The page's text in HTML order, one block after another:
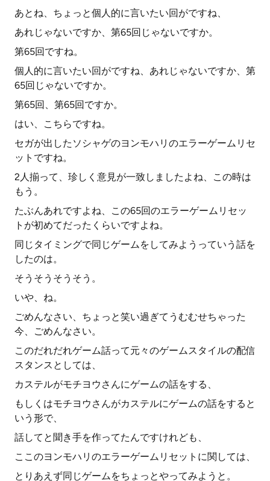
あとね、ちょっと個人的に言いたい回がですね、
あれじゃないですか、第65回じゃないですか。
第65回ですね。
個人的に言いたい回がですね、あれじゃないですか、第
65回じゃないですか。
第65回、第65回ですか。
はい、こちらですね。
セガが出したソシャゲのヨンモハリのエラーゲームリセ
ットですね。
2人揃って、珍しく意見が一致しましたよね、この時は
もう。
たぶんあれですよね、この65回のエラーゲームリセッ
トが初めてだったくらいですよね。
同じタイミングで同じゲームをしてみようっていう話を
したのは。
そうそうそうそう。
いや、ね。
ごめんなさい、ちょっと笑い過ぎてうむむせちゃった
今、ごめんなさい。
このだれだれゲーム話って元々のゲームスタイルの配信
スタンスとしては、
カステルがモチヨウさんにゲームの話をする、
もしくはモチヨウさんがカステルにゲームの話をすると
いう形で、
話してと聞き手を作ってたんですけれども、
ここのヨンモハリのエラーゲームリセットに関しては、
とりあえず同じゲームをちょっとやってみようと。